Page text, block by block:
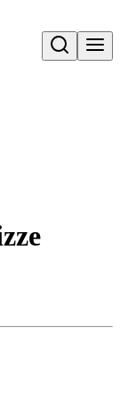
Open search